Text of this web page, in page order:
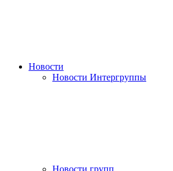
Новости
Новости Интергруппы
Новости групп